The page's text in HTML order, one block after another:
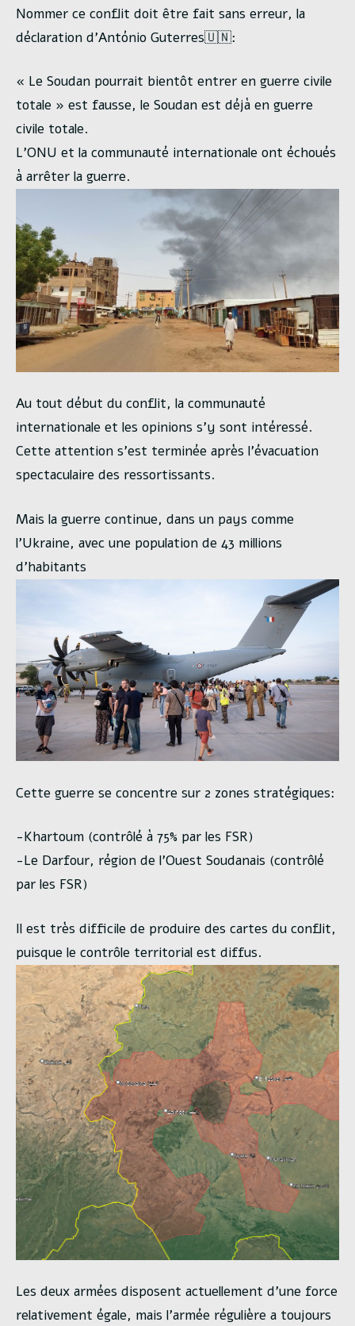
Nommer ce conflit doit être fait sans erreur, la
déclaration d’António Guterres🇺🇳:
« Le Soudan pourrait bientôt entrer en guerre civile
totale » est fausse, le Soudan est déjà en guerre
civile totale.
L’ONU et la communauté internationale ont échoués
à arrêter la guerre.
Au tout début du conflit, la communauté
internationale et les opinions s’y sont intéressé.
Cette attention s’est terminée après l’évacuation
spectaculaire des ressortissants.
Mais la guerre continue, dans un pays comme
l’Ukraine, avec une population de 43 millions
d’habitants
Cette guerre se concentre sur 2 zones stratégiques:
-Khartoum (contrôlé à 75% par les FSR)
-Le Darfour, région de l’Ouest Soudanais (contrôlé
par les FSR)
Il est très difficile de produire des cartes du conflit,
puisque le contrôle territorial est diffus.
Les deux armées disposent actuellement d’une force
relativement égale, mais l’armée régulière a toujours